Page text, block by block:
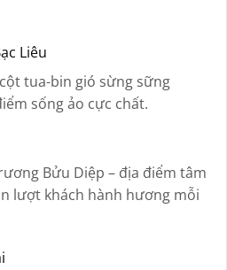
Liêu
tua-bin gió sừng sững
sống ảo cực chất.
Bửu Diệp – địa điểm tâm
lượt khách hành hương mỗi